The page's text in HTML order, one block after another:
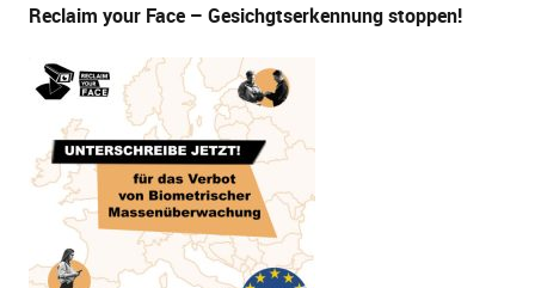
Reclaim your Face – Gesichgtserkennung stoppen!